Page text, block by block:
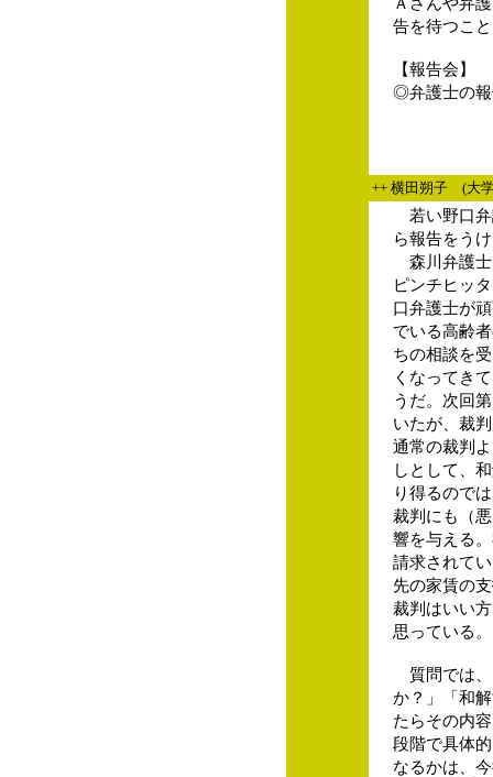
告を待つこ
【報告会】
◎弁護士の
++ 横田朔子 (大
若い野口弁
ら報告をう
森川弁護士
ピンチヒッ
口弁護士が
でいる高齢
ちの相談を
くなってき
うだ。次回
いたが、裁
通常の裁判
しとして、
り得るので
裁判にも（
響を与える
請求されて
先の家賃の
裁判はいい
思っている
質問では、
か？」「和
たらその内
段階で具体
なるかは、